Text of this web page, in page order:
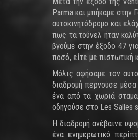
Parma και μπήκαμε στην
αυτοκινητόδρομο και
πως τα τούνελ ήταν
βγούμε στην έξοδο 47
ποσό, είτε με πιστωτική
Μόλις αφήσαμε τον
διαδρομή περνούσε
ένα από τα χωριά
οδηγούσε στο Les Salles
Η διαδρομή ανέβαινε
ένα ενημερωτικό